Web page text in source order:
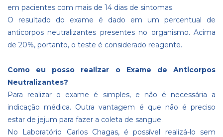
em pacientes com mais de 14 dias de sintomas.
O resultado do exame é dado em um percentual de
anticorpos neutralizantes presentes no organismo. Acima
de 20%, portanto, o teste é considerado reagente.
Como eu posso realizar o Exame de Anticorpos
Neutralizantes?
Para realizar o exame é simples, e não é necessária a
indicação médica. Outra vantagem é que não é preciso
estar de jejum para fazer a coleta de sangue.
No Laboratório Carlos Chagas, é possível realizá-lo sem